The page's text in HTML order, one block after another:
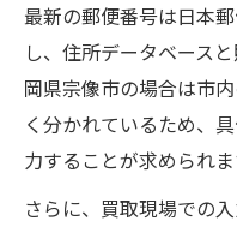
発送時の買取
法
買取作業で役
実務で使える買取
買取住所整理
最新の郵便番号は日本
し、住所データベース
岡県宗像市の場合は市
く分かれているため、
力することが求められま
さらに、買取現場での